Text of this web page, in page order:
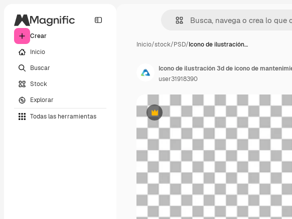
Crear
Inicio
Buscar
Stock
Explorar
Todas las herramientas
Inicio/stock/PSD/Icono de ilustración…
Premium
user31918390